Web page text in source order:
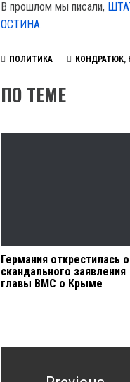
В прошлом мы писали,
ОСТИНА.
ПОЛИТИКА КОНДРАТЮК,
ПО ТЕМЕ
Германия открестилась
скандального заявления
главы ВМС о Крыме
Навигация